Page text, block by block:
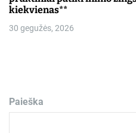
kiekvienas**
30 gegužės, 2026
Paieška